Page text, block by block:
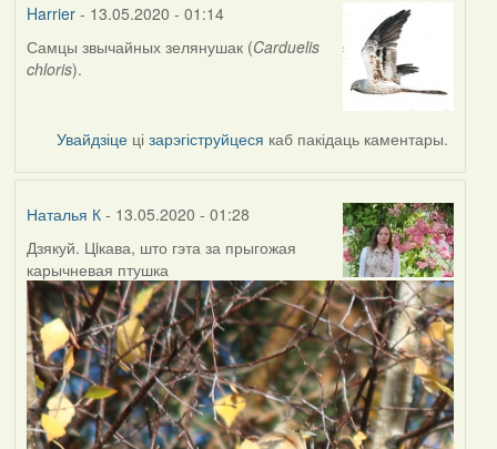
Harrier- 13.05.2020 - 01:14
In
reply
Наталья
К
Самцы звычайных зелянушак (Carduelis
chloris).
Увайдзіце цізарэгіструйцеся каб пакідаць каментары.
Наталья К- 13.05.2020 - 01:28
In
reply
to
by
Harrier
Дзякуй. Цiкава, што гэта за прыгожая
карычневая птушка